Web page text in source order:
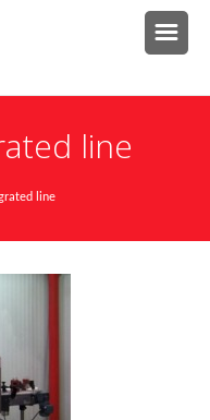
line
line